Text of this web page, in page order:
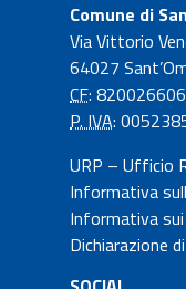
Comune di
Via Vittorio
64027
CF:
P. IVA:
URP – Ufficio
Informativa
Informativa
Dichiarazione